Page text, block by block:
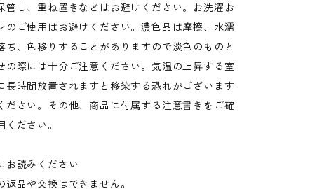
管し、重ね置きなどはお避けください。お洗濯お
のご使用はお避けください。濃色品は摩擦、水濡
ち、色移りすることがありますので淡色のものと
の際には十分ご注意ください。気温の上昇する室
長時間放置されますと移染する恐れがございます
ださい。その他、商品に付属する注意書きをご確
ください。
読みください
返品や交換はできません。